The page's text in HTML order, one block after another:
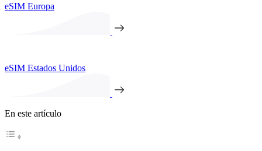
eSIM Europa
eSIM Estados Unidos
En este artículo